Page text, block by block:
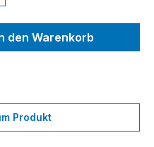
den
den Warenkorb
Produkt